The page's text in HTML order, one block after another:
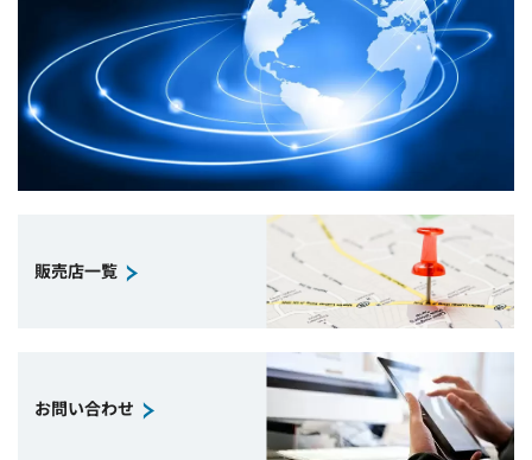
販売店一覧
お問い合わせ